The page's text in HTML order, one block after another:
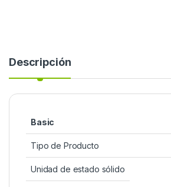
Descripción
Basic
Tipo de Producto
Unidad de estado sólido